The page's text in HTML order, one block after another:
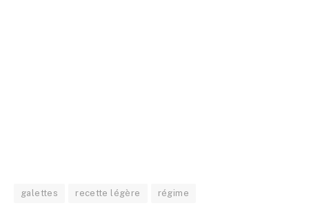
galettes recette légère régime